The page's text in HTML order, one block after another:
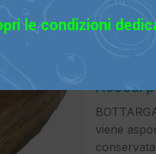
le condizioni
Accedi
viene